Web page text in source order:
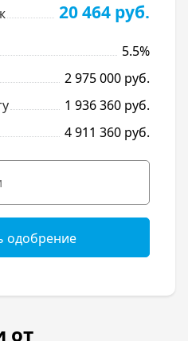
20 464 руб.
5.5%
2 975 000 руб.
1 936 360 руб.
4 911 360 руб.
одобрение